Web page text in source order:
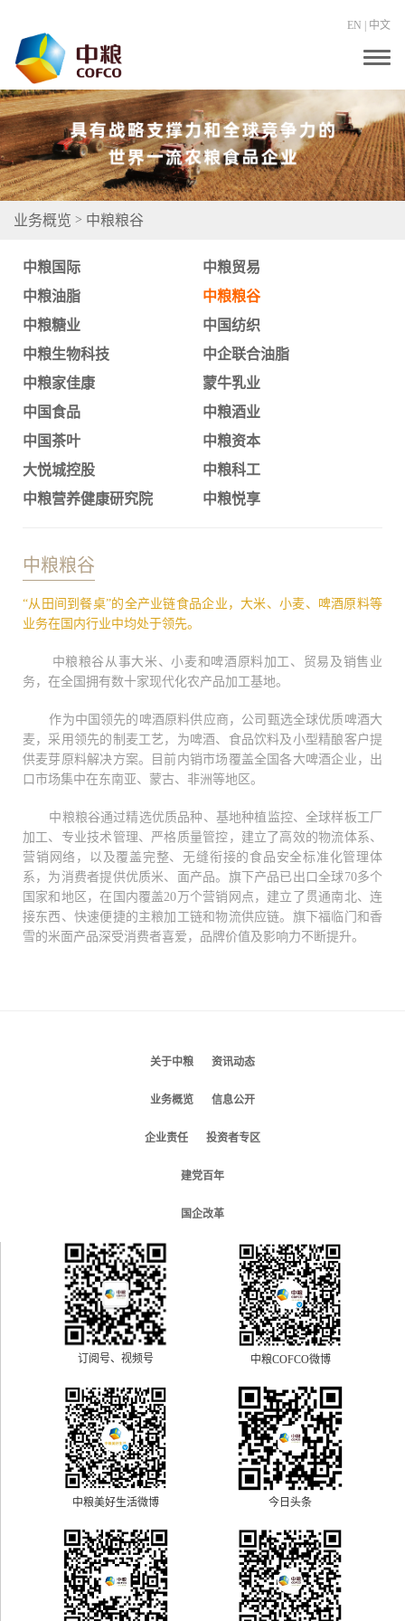
EN 中文
T
g
l
e
n
a
v
i
业务概览 > 中粮粮谷
中粮国际
中粮贸易
中粮油脂
中粮粮谷
中粮糖业
中国纺织
中粮生物科技
中企联合油脂
中粮家佳康
蒙牛乳业
中国食品
中粮酒业
中国茶叶
中粮资本
大悦城控股
中粮科工
中粮营养健康研究院
中粮悦享
中粮粮谷
“从田间到餐桌”的全产业链食品企业，大米、小麦、啤酒原料等
业务在国内行业中均处于领先。
中粮粮谷从事大米、小麦和啤酒原料加工、贸易及销售业
务，在全国拥有数十家现代化农产品加工基地。
作为中国领先的啤酒原料供应商，公司甄选全球优质啤酒大
麦，采用领先的制麦工艺，为啤酒、食品饮料及小型精酿客户提
供麦芽原料解决方案。目前内销市场覆盖全国各大啤酒企业，出
口市场集中在东南亚、蒙古、非洲等地区。
中粮粮谷通过精选优质品种、基地种植监控、全球样板工厂
加工、专业技术管理、严格质量管控，建立了高效的物流体系、
营销网络，以及覆盖完整、无缝衔接的食品安全标准化管理体
系，为消费者提供优质米、面产品。旗下产品已出口全球70多个
国家和地区，在国内覆盖20万个营销网点，建立了贯通南北、连
接东西、快速便捷的主粮加工链和物流供应链。旗下福临门和香
雪的米面产品深受消费者喜爱，品牌价值及影响力不断提升。
关于中粮 资讯动态
业务概览 信息公开
企业责任 投资者专区
建党百年
国企改革
订阅号、视频号 中粮COFCO微博
中粮美好生活微博 今日头条